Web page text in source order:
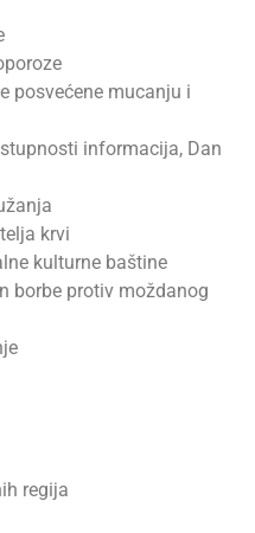
posvećene mucanju i
informacija, Dan
krvi
kulturne baštine
borbe protiv moždanog
regija